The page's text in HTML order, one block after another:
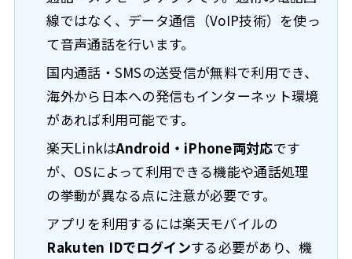
線ではなく、データ通信（VoIP技術）を使っ
て音声通話を行います。
国内通話・SMSの送受信が無料で利用でき、
海外から日本への発信もインターネット環境
があれば利用可能です。
楽天LinkはAndroid・iPhone両対応です
が、OSによって利用できる機能や通話処理
の挙動が異なる点に注意が必要です。
アプリを利用するには楽天モバイルの
Rakuten IDでログインする必要があり、機